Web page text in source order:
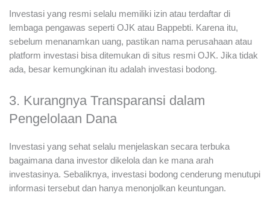
Investasi yang resmi selalu memiliki izin atau terdaftar di
lembaga pengawas seperti OJK atau Bappebti. Karena itu,
sebelum menanamkan uang, pastikan nama perusahaan atau
platform investasi bisa ditemukan di situs resmi OJK. Jika tidak
ada, besar kemungkinan itu adalah investasi bodong.
3. Kurangnya Transparansi dalam
Pengelolaan Dana
Investasi yang sehat selalu menjelaskan secara terbuka
bagaimana dana investor dikelola dan ke mana arah
investasinya. Sebaliknya, investasi bodong cenderung menutupi
informasi tersebut dan hanya menonjolkan keuntungan.